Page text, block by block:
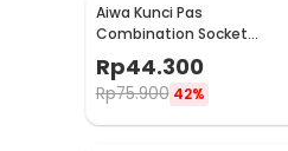
Aiwa Kunci Pas
Combination Socket
Wrench Set 1/4 Ratchet 40
PCS - DB2020
Rp44.300
Rp75.900 42%